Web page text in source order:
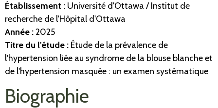
Établissement : Université d'Ottawa / Institut de
recherche de l'Hôpital d'Ottawa
Année :2025
Titre du l'étude : Étude de la prévalence de
l'hypertension liée au syndrome de la blouse blanche et
de l'hypertension masquée : un examen systématique
Biographie